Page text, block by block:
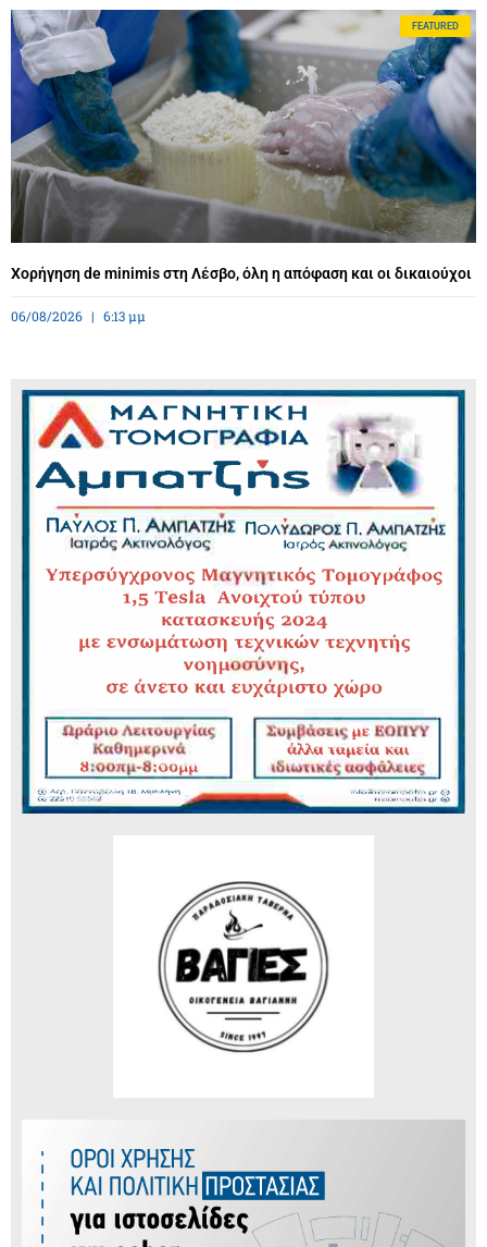
FEATURED
Χορήγηση de minimis στη Λέσβο, όλη η απόφαση και οι δικαιούχοι
06/08/2026 6:13 μμ